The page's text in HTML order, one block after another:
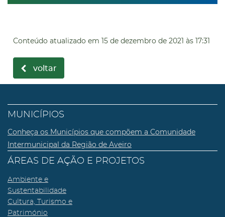
Conteúdo atualizado em 15 de dezembro de 2021 às 17:31
voltar
MUNICÍPIOS
Conheça os Municípios que compõem a Comunidade
Intermunicipal da Região de Aveiro
ÁREAS DE AÇÃO E PROJETOS
Ambiente e
Sustentabilidade
Cultura, Turismo e
Património